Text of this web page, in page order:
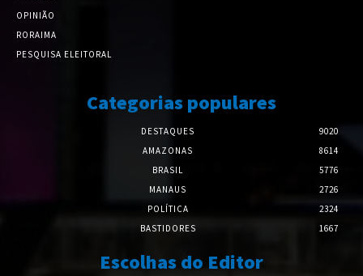
OPINIÃO
RORAIMA
PESQUISA ELEITORAL
Categorias populares
DESTAQUES
9020
AMAZONAS
8614
BRASIL
5776
MANAUS
2726
POLÍTICA
2324
BASTIDORES
1667
Escolhas do Editor